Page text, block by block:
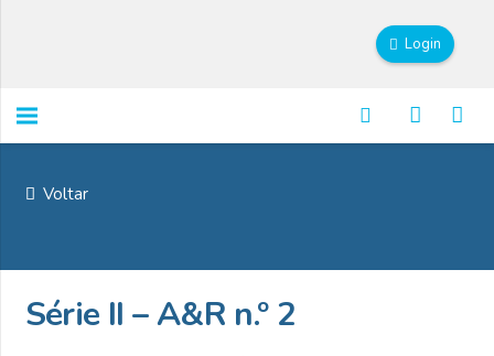
Login
Voltar
Série II – A&R n.º 2